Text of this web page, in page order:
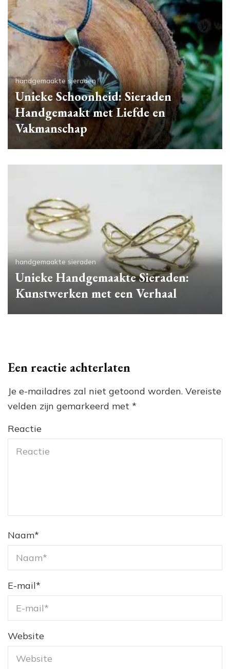
handgemaakte sieraden
Unieke Schoonheid: Sieraden
Handgemaakt met Liefde en
Vakmanschap
handgemaakte sieraden
Unieke Handgemaakte Sieraden:
Kunstwerken met een Verhaal
Een reactie achterlaten
Je e-mailadres zal niet getoond worden. Vereiste
velden zijn gemarkeerd met *
Reactie
Naam*
E-mail*
Website